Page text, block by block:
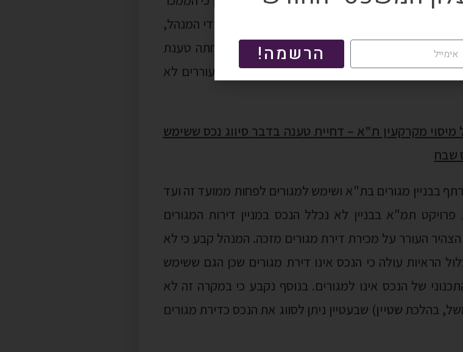
בדין זכות להשיג על שומה עצמית שהתקבלה על ידי המנהל,
לתיקון השומה העצמית; גם לגופו של עניין נדחתה טענת
קבוצת רכישה; גם טענה להיוון נדחתה שכן העוררים לא
11-21 גיא נ' מנהל מיסוי מקרקעין ת"א – דחיית טענה בדבר סיווג נכס ששימש
שבח
מרתף בבניין מגורים בת"א ושימש למגורים לפחות ממועד זה ועד
תמ"א בבניין לא נכלל הנכס במניין דירות המגורים
העורר על מכירת דירת מגורים מזכה. המנהל קבע כי לא
הראיות עולה כי הנכס אינו דירת מגורים שכן הגם ששימש
של הנכס אינו למגורים. בנוסף נקבע כי במקרה זה לא
בהלכת שטיין) שבעטיין ניתן לסווג את הנכס כדירת מגורים
הרשמה!